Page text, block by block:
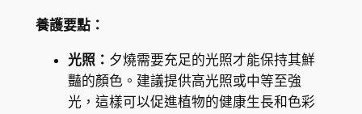
5
數
養護要點：
光照： 夕燒需要充足的光照才能保持其鮮
豔的顏色。建議提供高光照或中等至強
光，這樣可以促進植物的健康生長和色彩